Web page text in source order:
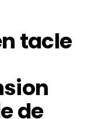
tacle
de